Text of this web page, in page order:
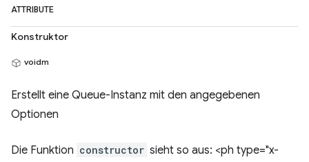
ATTRIBUTE
Konstruktor
voidm
Erstellt eine Queue-Instanz mit den angegebenen
Optionen
Die Funktion constructor sieht so aus: <ph type="x-